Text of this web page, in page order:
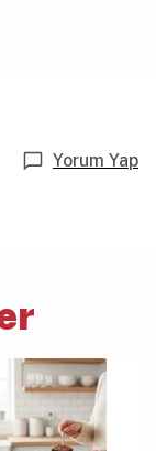
Yorum Yap